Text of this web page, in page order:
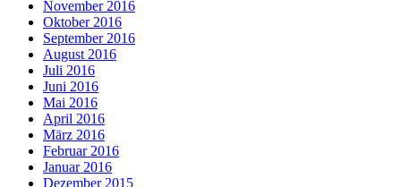
November 2016
Oktober 2016
September 2016
August 2016
Juli 2016
Juni 2016
Mai 2016
April 2016
März 2016
Februar 2016
Januar 2016
Dezember 2015